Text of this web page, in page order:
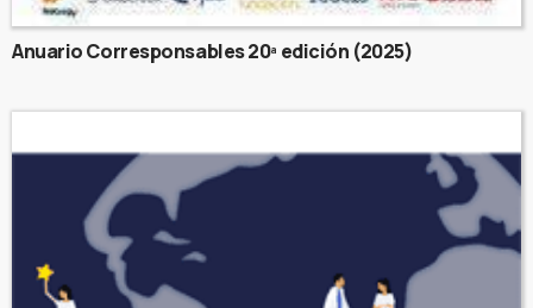
Anuario Corresponsables 20ª edición (2025)